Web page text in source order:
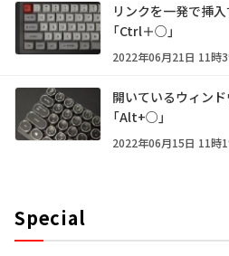
リンクを一発で挿
「Ctrl＋○」
2022年06月21日 11時
開いているウィン
「Alt+○」
2022年06月15日 11時
Special